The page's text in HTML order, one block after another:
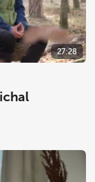
27:28